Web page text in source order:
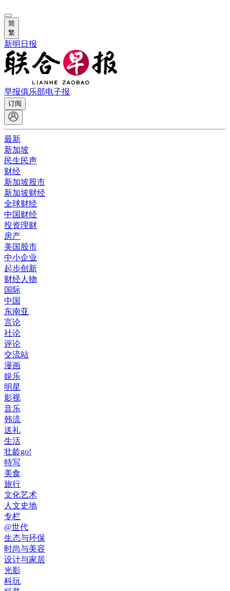
简
繁
新明日报
早报俱乐部电子报
订阅
最新
新加坡
民生民声
财经
新加坡股市
新加坡财经
全球财经
中国财经
投资理财
房产
美国股市
中小企业
起步创新
财经人物
国际
中国
东南亚
言论
社论
评论
交流站
漫画
娱乐
明星
影视
音乐
韩流
送礼
生活
壮龄go!
特写
美食
旅行
文化艺术
人文史地
专栏
@世代
生态与环保
时尚与美容
设计与家居
光影
科玩